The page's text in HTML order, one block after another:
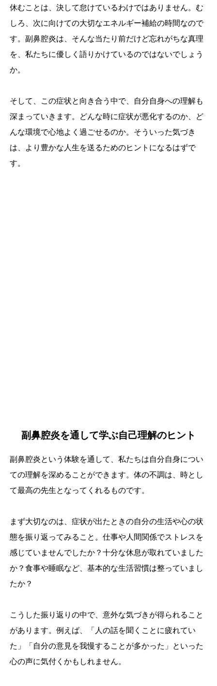
休むことは、決して怠けているわけではありません。む
しろ、次に向けての大切なエネルギー補給の時間なので
す。副鼻腔炎は、そんな当たり前だけど忘れがちな真理
を、私たちに優しく語りかけているのではないでしょう
か。
そして、この症状と向き合う中で、自分自身への理解も
深まっていきます。どんな時に症状が悪化するのか、ど
んな環境で心地よく過ごせるのか。そういった気づき
は、より豊かな人生を送るためのヒントになるはずで
す。
副鼻腔炎を通して学ぶ自己理解のヒント
副鼻腔炎という体験を通して、私たちは自分自身につい
ての理解を深めることができます。体の不調は、時とし
て最高の先生となってくれるものです。
まず大切なのは、症状が出たときの自分の生活や心の状
態を振り返ってみること。仕事や人間関係でストレスを
感じていませんでしたか？十分な休息が取れていました
か？食事や睡眠など、基本的な生活習慣は整っていまし
たか？
こうした振り返りの中で、意外な気づきが得られること
があります。例えば、「人の話を聞くことに疲れてい
た」「自分の意見を我慢することが多かった」といった
心の声に気付くかもしれません。